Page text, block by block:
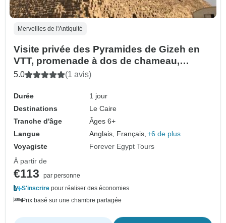
Merveilles de l'Antiquité
Visite privée des Pyramides de Gizeh en
VTT, promenade à dos de chameau,
déjeuner et dîner-croisière
5.0 (1 avis)
Durée
1 jour
Destinations
Le Caire
Tranche d'âge
Âges 6+
Langue
Anglais, Français, +6 de plus
Voyagiste
Forever Egypt Tours
À partir de
€113
par personne
S'inscrire pour réaliser des économies
Prix basé sur une chambre partagée